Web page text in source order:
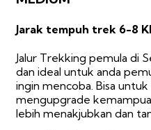
Jarak tempuh trek 6-8
Jalur Trekking pemula di
dan ideal untuk anda
ingin mencoba. Bisa
mengupgrade
lebih menakjubkan dan